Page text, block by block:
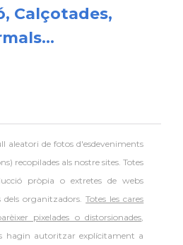
Calçotades,
aleatori defotos d'esdeveniments
recopilades als nostre sites. Totes
pròpia o extretes de webs
dels organitzadors.Totes les cares
pixelades o distorsionades,
hagin autoritzar explícitament a